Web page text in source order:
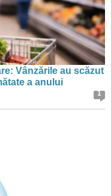
Vânzările au scăzut
a anului
1